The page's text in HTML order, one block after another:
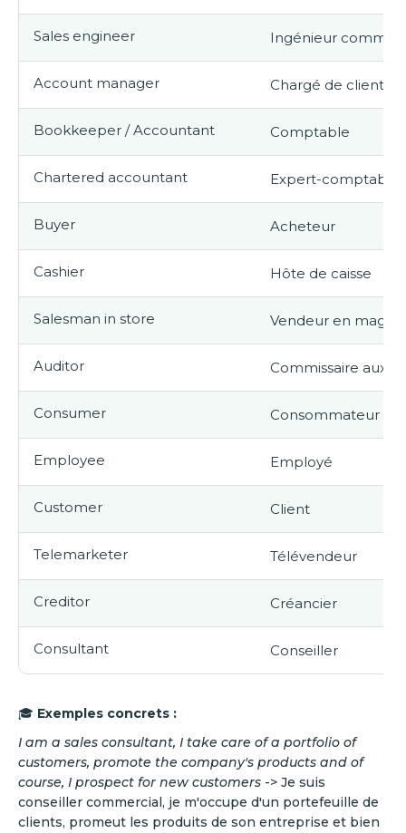
Sales engineer Ingénieur
Account manager Chargé de clientèle
Bookkeeper / Accountant Comptable
Chartered accountant Expert-comptable
Buyer Acheteur
Cashier Hôte de caisse
Salesman in store Vendeur en
Auditor Commissaire aux
Consumer Consommateur
Employee Employé
Customer Client
Telemarketer Télévendeur
Creditor Créancier
Consultant Conseiller
🎓 Exemples concrets :
I am a sales consultant, I take care of a portfolio of
customers, promote the company's products and of
course, I prospect for new customers -> Je suis
conseiller commercial, je m'occupe d'un portefeuille de
clients, promeut les produits de son entreprise et bien